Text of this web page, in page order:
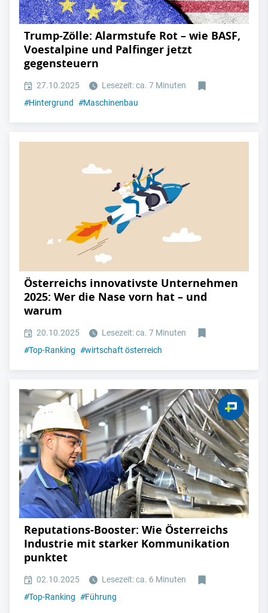
Trump-Zölle: Alarmstufe Rot – wie BASF,
Voestalpine und Palfinger jetzt
gegensteuern
27.10.2025
Lesezeit: ca. 7 Minuten
#Hintergrund #Maschinenbau
Österreichs innovativste Unternehmen
2025: Wer die Nase vorn hat – und
warum
20.10.2025
Lesezeit: ca. 7 Minuten
#Top-Ranking #wirtschaft österreich
Reputations-Booster: Wie Österreichs
Industrie mit starker Kommunikation
punktet
02.10.2025
Lesezeit: ca. 6 Minuten
#Top-Ranking #Führung